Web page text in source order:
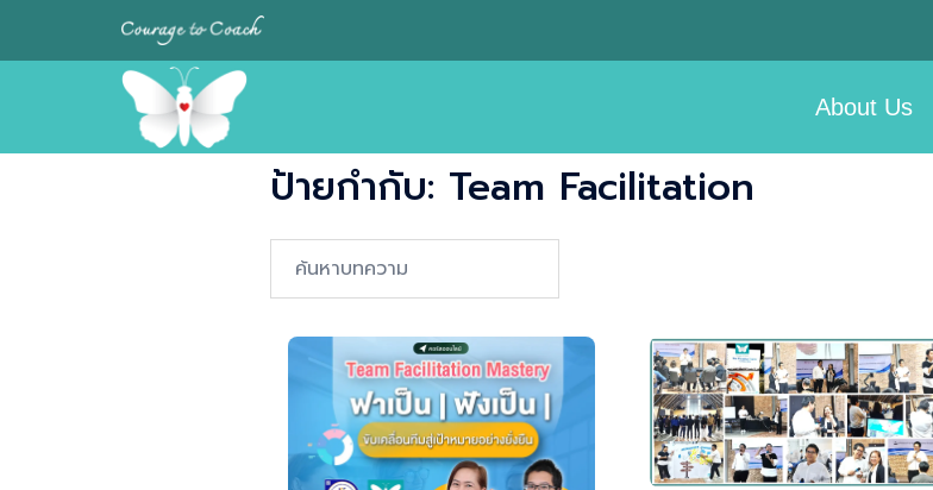
About Us
ป้ายกำกับ: Team Facilitation
Search…